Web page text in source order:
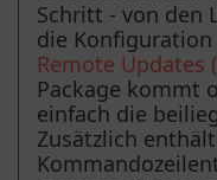
Schritt - von den
die Konfiguration
Remote Updates
Package kommt
einfach die
Zusätzlich